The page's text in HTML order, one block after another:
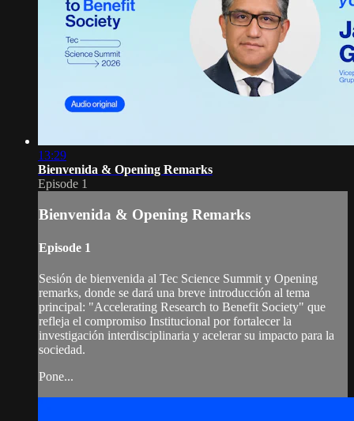
13:29
Bienvenida & Opening Remarks
Episode 1
Bienvenida & Opening Remarks
Episode 1
Sesión de bienvenida al Tec Science Summit y Opening
remarks, donde se dará una breve introducción al tema
principal: "Accelerating Research to Benefit Society" que
refleja el compromiso Institucional por fortalecer la
investigación interdisciplinaria y acelerar su impacto para la
sociedad.
Pone...